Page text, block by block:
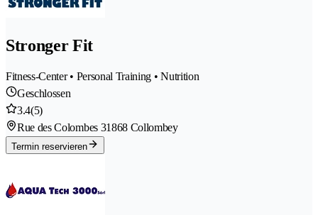
Stronger Fit
Fitness-Center • Personal Training • Nutrition
Geschlossen
3.4(5)
Rue des Colombes 31868 Collombey
Termin reservieren